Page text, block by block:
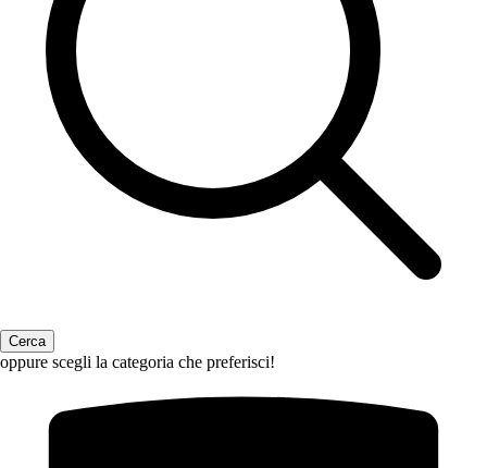
oppure scegli la categoria che preferisci!